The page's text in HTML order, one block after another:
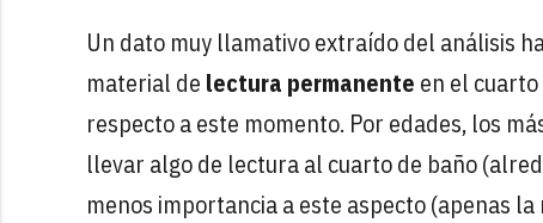
Un dato muy llamativo extraído del análisis
material de lectura permanente en el
respecto a este momento. Por edades, los
llevar algo de lectura al cuarto de baño
menos importancia a este aspecto (apenas la